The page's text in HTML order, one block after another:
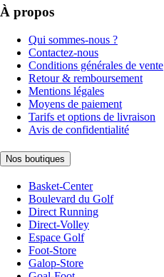
À propos
Qui sommes-nous ?
Contactez-nous
Conditions générales de vente
Retour & remboursement
Mentions légales
Moyens de paiement
Tarifs et options de livraison
Avis de confidentialité
Nos boutiques
Basket-Center
Boulevard du Golf
Direct Running
Direct-Volley
Espace Golf
Foot-Store
Galop-Store